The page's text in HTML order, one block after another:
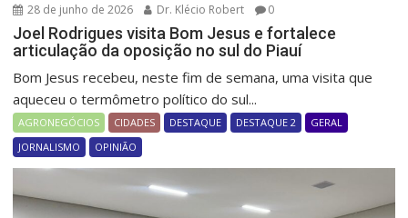
28 de junho de 2026 Dr. Klécio Robert 0
Joel Rodrigues visita Bom Jesus e fortalece
articulação da oposição no sul do Piauí
Bom Jesus recebeu, neste fim de semana, uma visita que
aqueceu o termômetro político do sul...
AGRONEGÓCIOS CIDADES DESTAQUE DESTAQUE 2
GERAL
JORNALISMO
OPINIÃO